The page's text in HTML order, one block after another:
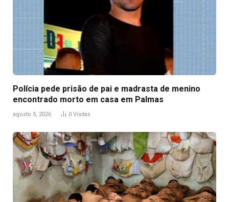
Polícia pede prisão de pai e madrasta de menino
encontrado morto em casa em Palmas
agosto 5, 2026 0 Visitas